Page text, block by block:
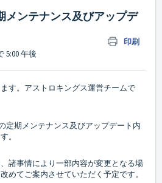
メンテナンス及びアップデ
印刷
5:00 午後
す。アストロキングス運営チームで
定期メンテナンス及びアップデート内
。
諸事情により一部内容が変更となる場
めてご案内させていただく予定です。